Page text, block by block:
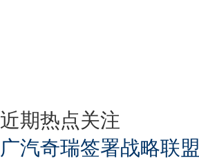
近期热点关注
广汽奇瑞签署战略联盟